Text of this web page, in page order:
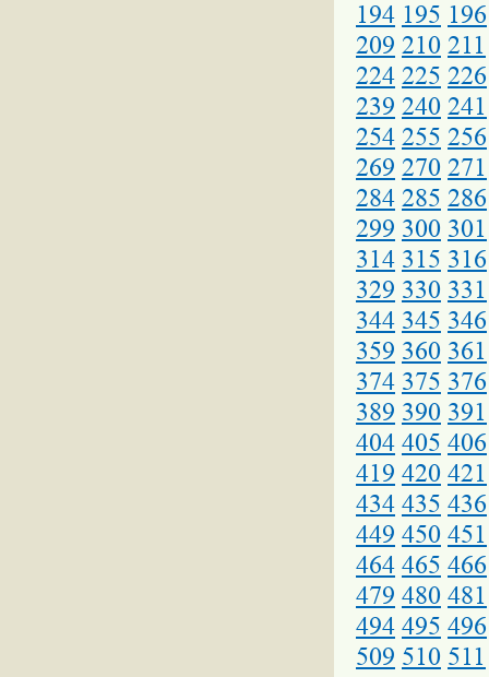
194 195 196
209 210 211
224 225 226
239 240 241
254 255 256
269 270 271
284 285 286
299 300 301
314 315 316
329 330 331
344 345 346
359 360 361
374 375 376
389 390 391
404 405 406
419 420 421
434 435 436
449 450 451
464 465 466
479 480 481
494 495 496
509 510 511